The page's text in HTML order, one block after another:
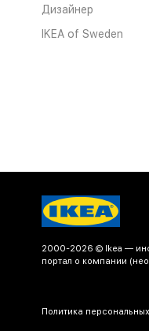
Дизайнер
IKEA of Sweden
2000-2026 © Ikea —
портал о компании
Политика